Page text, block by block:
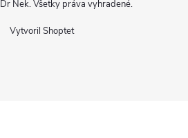
Vytvoril Shoptet
Dr Nek. Všetky práva vyhradené.